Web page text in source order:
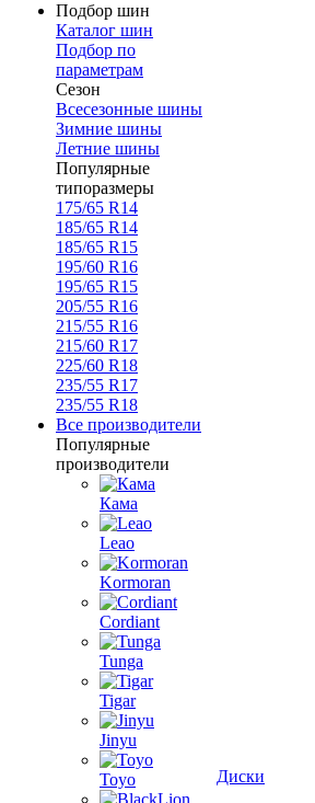
Подбор шин
Каталог шин
Подбор по
параметрам
Сезон
Всесезонные шины
Зимние шины
Летние шины
Популярные
типоразмеры
175/65 R14
185/65 R14
185/65 R15
195/60 R16
195/65 R15
205/55 R16
215/55 R16
215/60 R17
225/60 R18
235/55 R17
235/55 R18
Все производители
Популярные
производители
Кама
Leao
Kormoran
Cordiant
Tunga
Tigar
Jinyu
Toyo
Диски